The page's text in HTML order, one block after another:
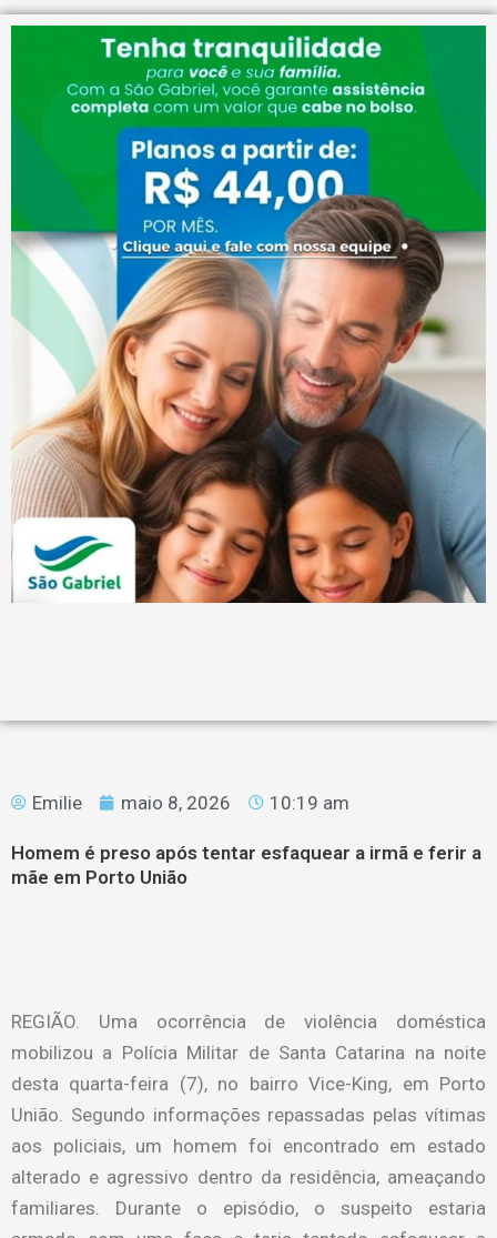
Emilie maio 8, 2026 10:19 am
Homem é preso após tentar esfaquear a irmã e ferir a
mãe em Porto União
REGIÃO. Uma ocorrência de violência doméstica
mobilizou a Polícia Militar de Santa Catarina na noite
desta quarta-feira (7), no bairro Vice-King, em Porto
União. Segundo informações repassadas pelas vítimas
aos policiais, um homem foi encontrado em estado
alterado e agressivo dentro da residência, ameaçando
familiares. Durante o episódio, o suspeito estaria